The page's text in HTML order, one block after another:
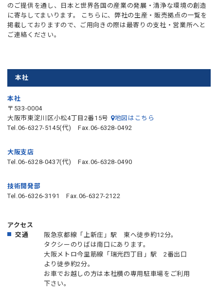
のご提供を通し、日本と世界各国の産業の発展・清浄な環境の創造
に寄与してまいります。 こちらに、弊社の生産・販売拠点の一覧を
掲載しておりますので、ご用向きの際は最寄りの支社・営業所へと
ご連絡ください。
本社
本社
〒533-0004
大阪市東淀川区小松4丁目2番15号
地図はこちら
Tel.06-6327-5145(代) Fax.06-6328-0492
大阪支店
Tel.06-6328-0437(代) Fax.06-6328-0490
技術開発部
Tel.06-6326-3191 Fax.06-6327-2122
アクセス
交通
阪急京都線「上新庄」駅 東へ徒歩約12分。
タクシーのりばは南口にあります。
大阪メトロ今里筋線「瑞光四丁目」駅 2番出口
より徒歩約2分。
お車でお越しの方は本社横の専用駐車場をご利用
下さい。